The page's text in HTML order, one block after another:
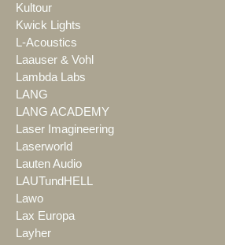
Kultour
Kwick Lights
L-Acoustics
Laauser & Vohl
Lambda Labs
LANG
LANG ACADEMY
Laser Imagineering
Laserworld
Lauten Audio
LAUTundHELL
Lawo
Lax Europa
Layher